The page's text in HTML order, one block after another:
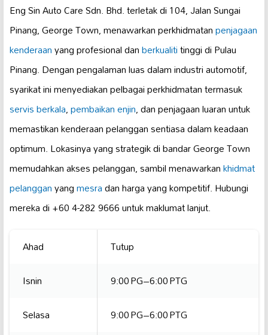
Eng Sin Auto Care Sdn. Bhd. terletak di 104, Jalan Sungai
Pinang, George Town, menawarkan perkhidmatanpenjagaan
kenderaanyang profesional danberkualititinggi di Pulau
Pinang. Dengan pengalaman luas dalam industri automotif,
syarikat ini menyediakan pelbagai perkhidmatan termasuk
servis berkala,pembaikan enjin, dan penjagaan luaran untuk
memastikan kenderaan pelanggan sentiasa dalam keadaan
optimum. Lokasinya yang strategik di bandar George Town
memudahkan akses pelanggan, sambil menawarkankhidmat
pelangganyangmesradan harga yang kompetitif. Hubungi
mereka di +60 4-282 9666 untuk maklumat lanjut.
Ahad
Tutup
Isnin
9:00 PG–6:00 PTG
Selasa
9:00 PG–6:00 PTG